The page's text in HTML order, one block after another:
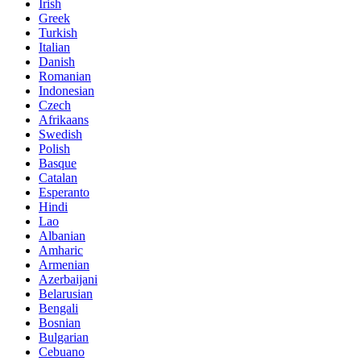
Irish
Greek
Turkish
Italian
Danish
Romanian
Indonesian
Czech
Afrikaans
Swedish
Polish
Basque
Catalan
Esperanto
Hindi
Lao
Albanian
Amharic
Armenian
Azerbaijani
Belarusian
Bengali
Bosnian
Bulgarian
Cebuano